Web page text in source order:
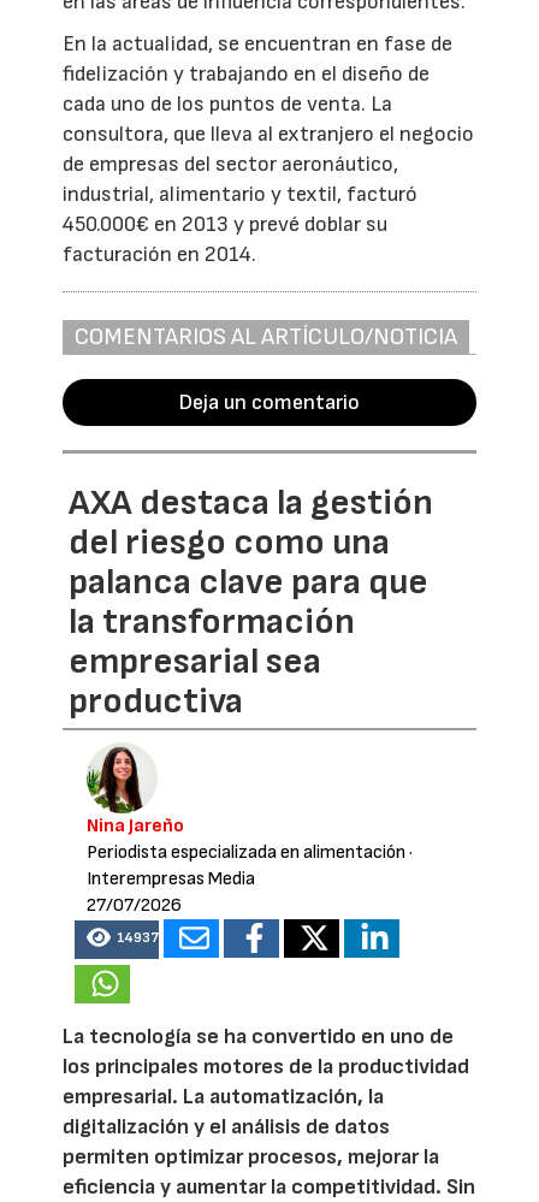
En la actualidad, se encuentran en fase de
fidelización y trabajando en el diseño de
cada uno de los puntos de venta. La
consultora, que lleva al extranjero el negocio
de empresas del sector aeronáutico,
industrial, alimentario y textil, facturó
450.000€ en 2013 y prevé doblar su
facturación en 2014.
COMENTARIOS AL ARTÍCULO/NOTICIA
Deja un comentario
AXA destaca la gestión
del riesgo como una
palanca clave para que
la transformación
empresarial sea
productiva
Nina Jareño
Periodista especializada en alimentación ·
Interempresas Media
27/07/2026
14937
La tecnología se ha convertido en uno de
los principales motores de la productividad
empresarial. La automatización, la
digitalización y el análisis de datos
permiten optimizar procesos, mejorar la
eficiencia y aumentar la competitividad. Sin